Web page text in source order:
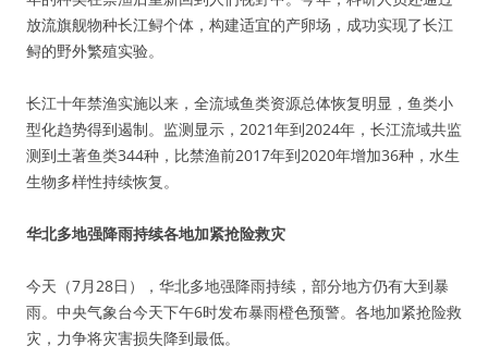
放流旗舰物种长江鲟个体，构建适宜的产卵场，成功实现了长江
鲟的野外繁殖实验。
长江十年禁渔实施以来，全流域鱼类资源总体恢复明显，鱼类小
型化趋势得到遏制。监测显示，2021年到2024年，长江流域共监
测到土著鱼类344种，比禁渔前2017年到2020年增加36种，水生
生物多样性持续恢复。
华北多地强降雨持续各地加紧抢险救灾
今天（7月28日），华北多地强降雨持续，部分地方仍有大到暴
雨。中央气象台今天下午6时发布暴雨橙色预警。各地加紧抢险救
灾，力争将灾害损失降到最低。